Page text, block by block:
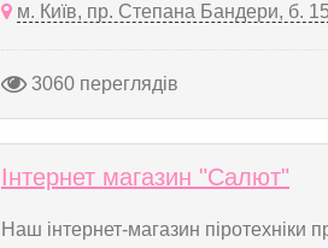
м. Київ, пр. Степана Бандери, б. 15
3060 переглядів
Інтернет магазин "Салют"
Наш інтернет-магазин піротехніки